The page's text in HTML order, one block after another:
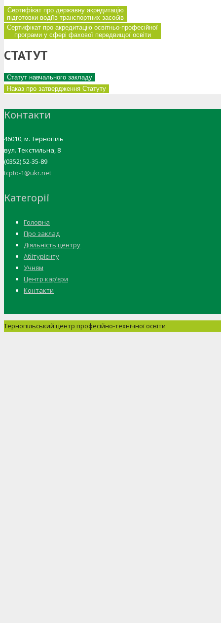
Сертифікат про державну акредитацію
підготовки водіїв транспортних засобів
Сертифікат про акредитацію освітньо-професійної
програми у сфері фахової передвищої освіти
СТАТУТ
Статут навчального закладу
Наказ про затвердження Статуту
Контакти
46010, м. Тернопіль
вул. Текстильна, 8
(0352) 52-35-89
tcpto-1@ukr.net
Категорії
Головна
Про заклад
Діяльність центру
Абітурієнту
Учням
Центр кар’єри
Контакти
Тернопільський центр професійно-технічної освіти